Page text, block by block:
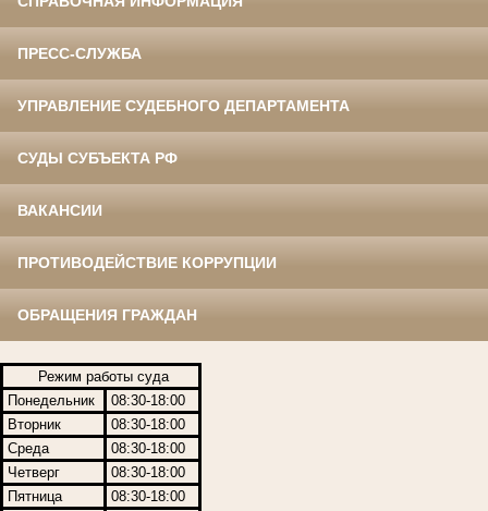
ПРЕСС-СЛУЖБА
УПРАВЛЕНИЕ СУДЕБНОГО ДЕПАРТАМЕНТА
СУДЫ СУБЪЕКТА РФ
ВАКАНСИИ
ПРОТИВОДЕЙСТВИЕ КОРРУПЦИИ
ОБРАЩЕНИЯ ГРАЖДАН
Режим работы суда
Понедельник
08:30-18:00
Вторник
08:30-18:00
Среда
08:30-18:00
Четверг
08:30-18:00
Пятница
08:30-18:00